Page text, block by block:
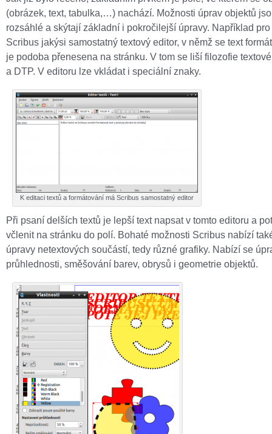
(obrázek, text, tabulka,…) nachází. Možnosti úprav objektů
rozsáhlé a skýtají základní i pokročilejší úpravy. Například pro
Scribus jakýsi samostatný textový editor, v němž se text
je podoba přenesena na stránku. V tom se liší filozofie
a DTP. V editoru lze vkládat i speciální znaky.
K editaci textů a formátování má Scribus samostatný editor
Při psaní delších textů je lepší text napsat v tomto editoru a
včlenit na stránku do polí. Bohaté možnosti Scribus nabízí
úpravy netextových součástí, tedy různé grafiky. Nabízí se
průhlednosti, směšování barev, obrysů i geometrie objektů.